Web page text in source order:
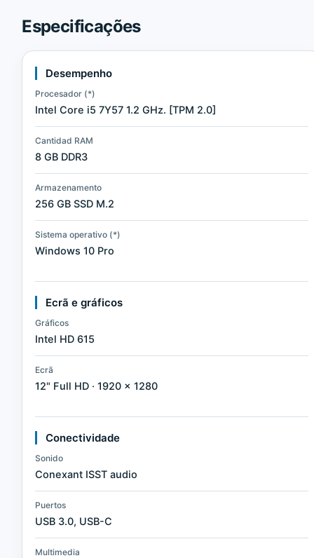
Especificações
Desempenho
Procesador (*)
Intel Core i5 7Y57 1.2 GHz. [TPM 2.0]
Cantidad RAM
8 GB DDR3
Armazenamento
256 GB SSD M.2
Sistema operativo (*)
Windows 10 Pro
Ecrã e gráficos
Gráficos
Intel HD 615
Ecrã
12" Full HD · 1920 × 1280
Conectividade
Sonido
Conexant ISST audio
Puertos
USB 3.0, USB-C
Multimedia